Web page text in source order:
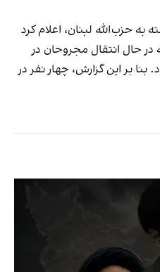
به حزب‌الله لبنان، اعلام کرد
در حال انتقال مجروحان در
بنا بر این گزارش، چهار نفر در